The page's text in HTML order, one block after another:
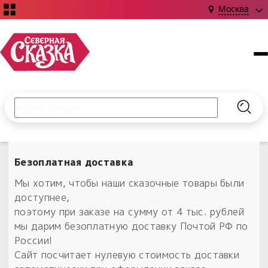
Москва
Издания о Славянской культуре и ведовстве
Коллекции
Наборы для курсов и книг
Обереги славян нательные
Сказки
Гадание
Магия
Библиография
С чего начать?
Материалы
Для алтаря
Расходные материалы
Новинки ›
Готовые заговоры
Для чего:
Введите текст и нажмите кнопку «Найти», чтобы
страны
Северной
Безоплатная доставка
Мы хотим, чтобы наши сказочные товары были
доступнее,
поэтому при заказе на сумму от 4 тыс. рублей
мы дарим безоплатную доставку Почтой РФ по
России!
Сайт посчитает нулевую стоимость доставки